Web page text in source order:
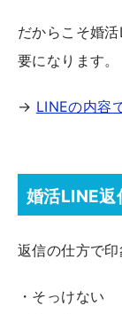
だからこそ婚
要になります。
→ LINEの内容
婚活LINE返
返信の仕方で印
・そっけない